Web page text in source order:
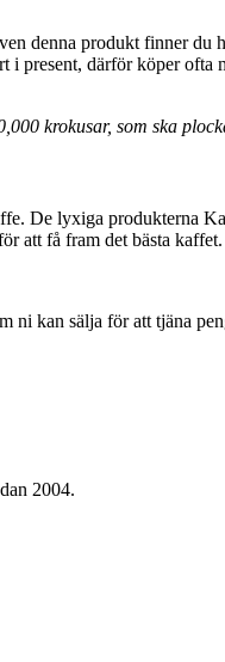
denna produkt finner du
i present, därför köper ofta
krokusar, som ska
De lyxiga produkterna
att få fram det bästa
ni kan sälja för att tjäna
2004.